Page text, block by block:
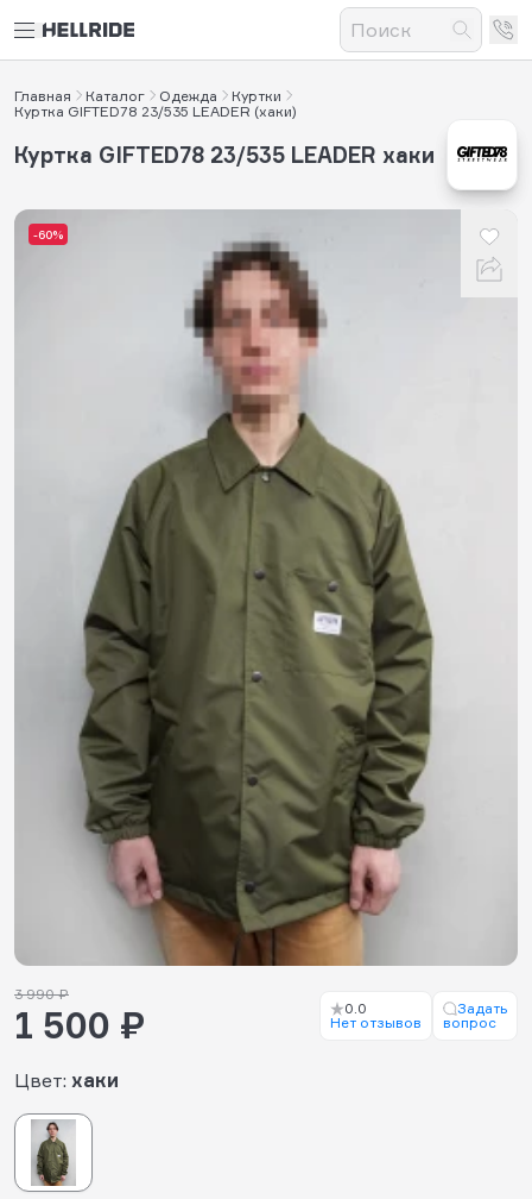
Главная Каталог Одежда
Куртки
Куртка GIFTED78 23/535 LEADER (хаки)
-60%
Куртка GIFTED78 23/535 LEADER хаки
Цвет: хаки
3 990 ₽
1 500 ₽
0.0
Нет отзывов
Задать
вопрос